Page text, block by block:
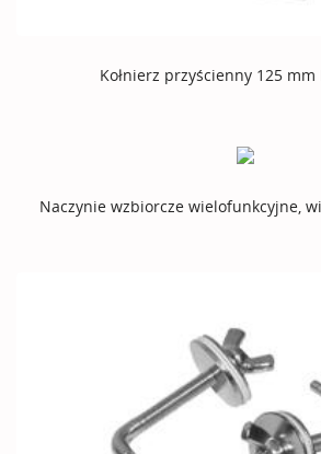
Kołnierz przyścienny 125 mm
Naczynie wzbiorcze wielofunkcyjne,